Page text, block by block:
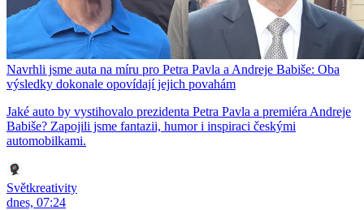
Navrhli jsme auta na míru pro Petra Pavla a Andreje Babiše: Oba
výsledky dokonale opovídají jejich povahám
Jaké auto by vystihovalo prezidenta Petra Pavla a premiéra Andreje
Babiše? Zapojili jsme fantazii, humor i inspiraci českými
automobilkami.
Světkreativity
dnes, 07:24